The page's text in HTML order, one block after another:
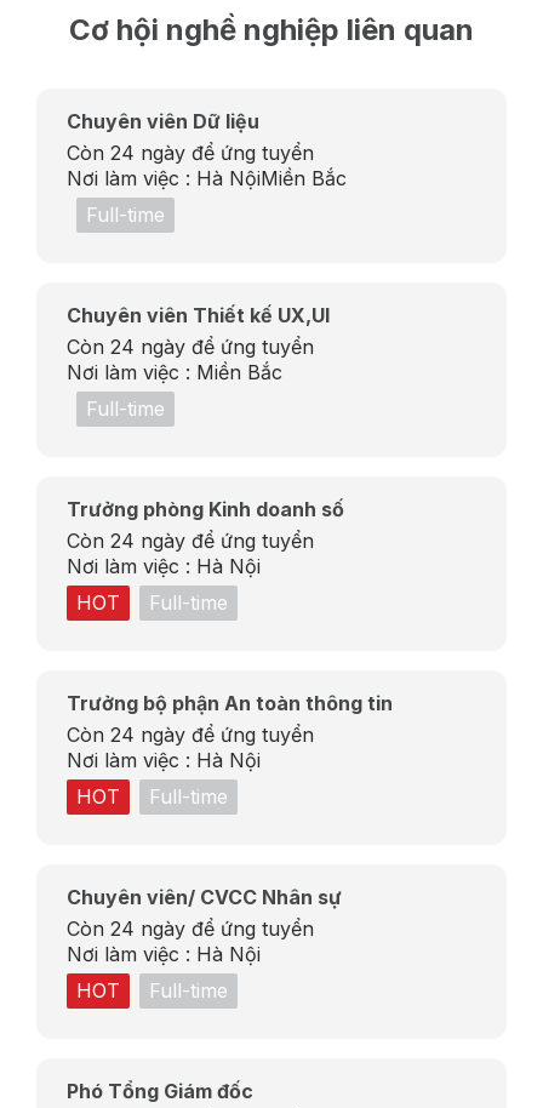
Cơ hội nghề nghiệp liên quan
Chuyên viên Dữ liệu
Còn 24 ngày để ứng tuyển
Nơi làm việc : Hà NộiMiền Bắc
Full-time
Chuyên viên Thiết kế UX,UI
Còn 24 ngày để ứng tuyển
Nơi làm việc : Miền Bắc
Full-time
Trưởng phòng Kinh doanh số
Còn 24 ngày để ứng tuyển
Nơi làm việc : Hà Nội
HOT
Full-time
Trưởng bộ phận An toàn thông tin
Còn 24 ngày để ứng tuyển
Nơi làm việc : Hà Nội
HOT
Full-time
Chuyên viên/ CVCC Nhân sự
Còn 24 ngày để ứng tuyển
Nơi làm việc : Hà Nội
HOT
Full-time
Phó Tổng Giám đốc